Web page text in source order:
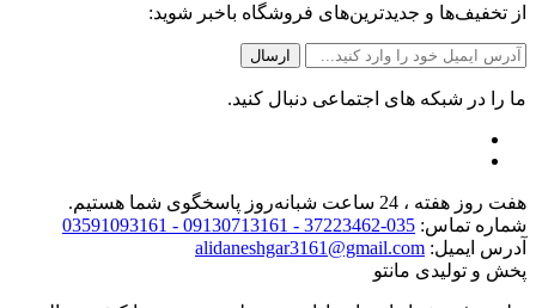
از تخفیف‌ها و جدیدترین‌های فروشگاه باخبر شوید:
ما را در شبکه های اجتماعی دنبال کنید.
هفت روز هفته ، 24 ساعت شبانه‌روز پاسخگوی شما هستیم.
شماره تماس: 035-37223462 - 09130713161 - 03591093161
آدرس ایمیل: alidaneshgar3161@gmail.com
پخش و تولیدی مانتو